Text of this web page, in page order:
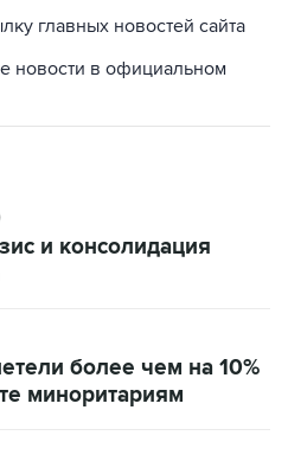
главных новостей сайта
новости в официальном
и консолидация
более чем на 10%
миноритариям